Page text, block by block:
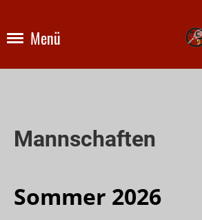
Menü
Mannschaften
Sommer 2026